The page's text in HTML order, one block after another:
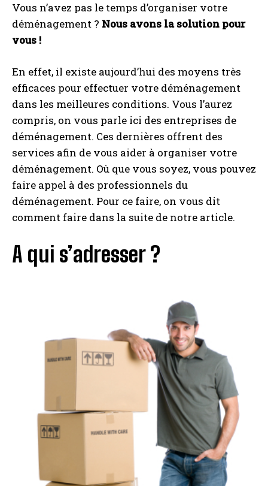
Vous n’avez pas le temps d’organiser votre
déménagement ? Nous avons la solution pour
vous !
En effet, il existe aujourd’hui des moyens très
efficaces pour effectuer votre déménagement
dans les meilleures conditions. Vous l’aurez
compris, on vous parle ici des entreprises de
déménagement. Ces dernières offrent des
services afin de vous aider à organiser votre
déménagement. Où que vous soyez, vous pouvez
faire appel à des professionnels du
déménagement. Pour ce faire, on vous dit
comment faire dans la suite de notre article.
A qui s’adresser ?